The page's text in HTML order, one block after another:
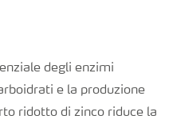
degli enzimi
e la produzione
ridotto di zinco riduce la